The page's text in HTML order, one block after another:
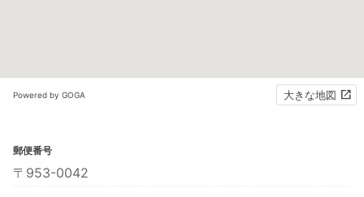
Powered by GOGA 大きな地図
郵便番号
〒953-0042